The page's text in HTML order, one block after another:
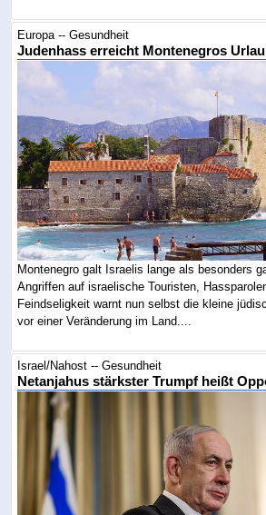
Europa -- Gesundheit
Judenhass erreicht Montenegros
Montenegro galt Israelis lange als besonders
Angriffen auf israelische Touristen,
Feindseligkeit warnt nun selbst die kleine
vor einer Veränderung im Land....
Israel/Nahost -- Gesundheit
Netanjahus stärkster Trumpf heißt